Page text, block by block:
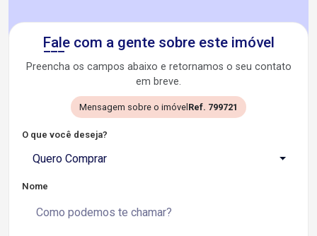
Fale com a gente sobre este imóvel
Preencha os campos abaixo e retornamos o seu contato
em breve.
Mensagem sobre o imóvel Ref. 799721
O que você deseja?
Quero Comprar
Nome